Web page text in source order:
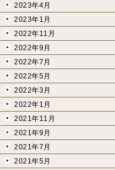
2023年4月
2023年1月
2022年11月
2022年9月
2022年7月
2022年5月
2022年3月
2022年1月
2021年11月
2021年9月
2021年7月
2021年5月